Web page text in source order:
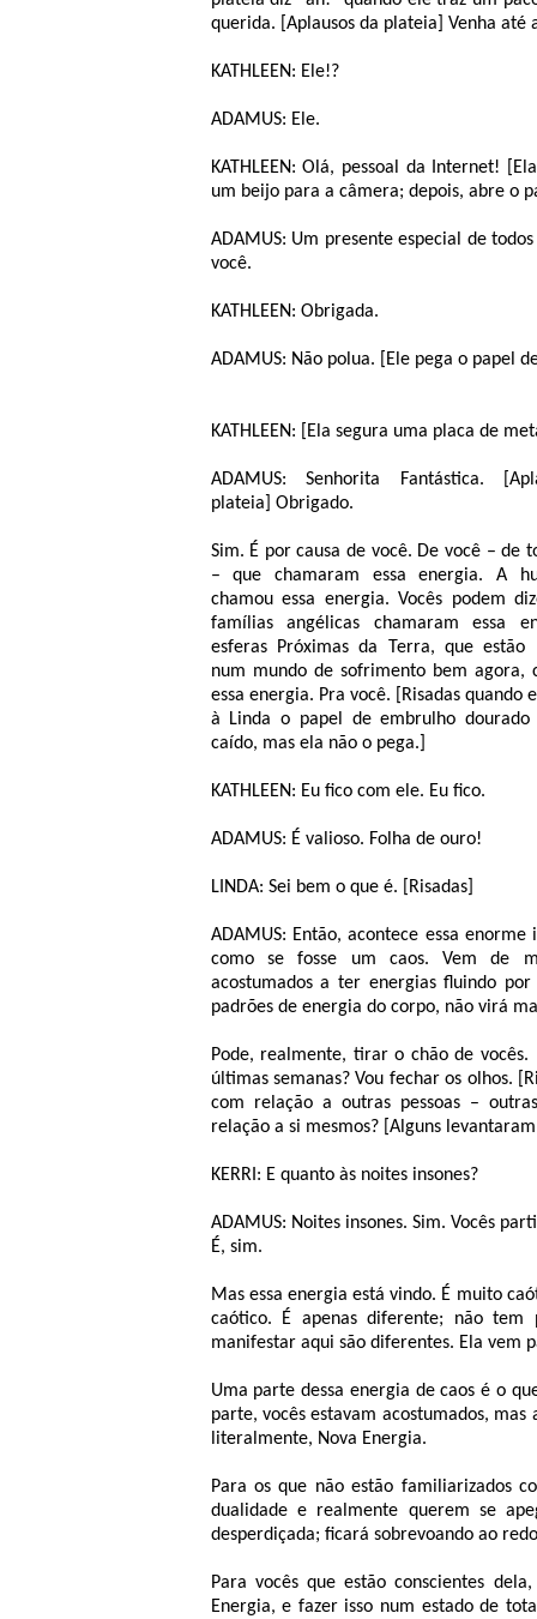
querida. [Aplausos da plateia] Venha até
KATHLEEN: Ele!?
ADAMUS: Ele.
KATHLEEN: Olá, pessoal da Internet!
um beijo para a câmera; depois, abre o
ADAMUS: Um presente especial de
você.
KATHLEEN: Obrigada.
ADAMUS: Não polua. [Ele pega o papel
KATHLEEN: [Ela segura uma placa de
ADAMUS: Senhorita Fantástica.
plateia] Obrigado.
Sim. É por causa de você. De você – de
– que chamaram essa energia. A
chamou essa energia. Vocês podem
famílias angélicas chamaram essa
esferas Próximas da Terra, que estão
num mundo de sofrimento bem agora,
essa energia. Pra você. [Risadas quando
à Linda o papel de embrulho dourado
caído, mas ela não o pega.]
KATHLEEN: Eu fico com ele. Eu fico.
ADAMUS: É valioso. Folha de ouro!
LINDA: Sei bem o que é. [Risadas]
ADAMUS: Então, acontece essa
como se fosse um caos. Vem de
acostumados a ter energias fluindo
padrões de energia do corpo, não virá
Pode, realmente, tirar o chão de
últimas semanas? Vou fechar os olhos.
com relação a outras pessoas –
relação a si mesmos? [Alguns
KERRI: E quanto às noites insones?
ADAMUS: Noites insones. Sim. Vocês
É, sim.
Mas essa energia está vindo. É muito
caótico. É apenas diferente; não tem
manifestar aqui são diferentes. Ela vem
Uma parte dessa energia de caos é o
parte, vocês estavam acostumados,
literalmente, Nova Energia.
Para os que não estão familiarizados
dualidade e realmente querem se
desperdiçada; ficará sobrevoando ao
Para vocês que estão conscientes
Energia, e fazer isso num estado de